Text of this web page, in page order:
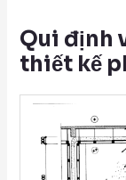
Qui định
thiết kế